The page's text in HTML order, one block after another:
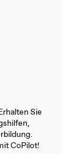
Sie
CoPilot!